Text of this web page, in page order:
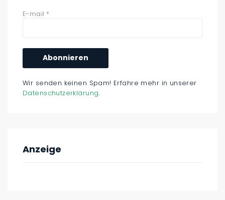
E-mail *
Wir senden keinen Spam! Erfahre mehr in unserer
Datenschutzerklärung.
Anzeige